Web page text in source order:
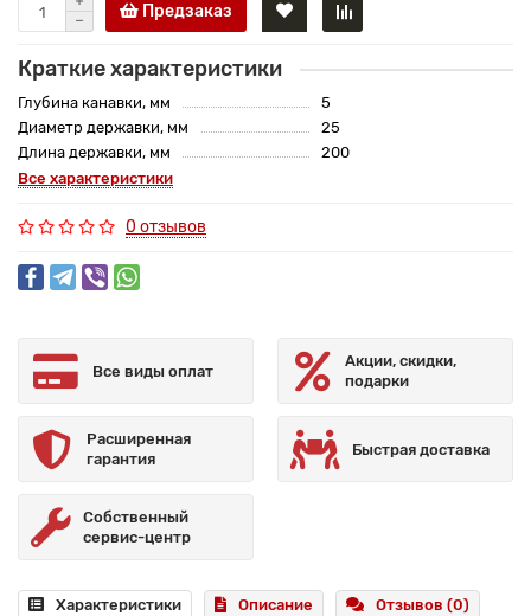
Предзаказ
Краткие характеристики
Глубина канавки, мм
5
Диаметр державки, мм
25
Длина державки, мм
200
Все характеристики
0 отзывов
Все виды оплат
Акции, скидки,
подарки
Расширенная
гарантия
Быстрая доставка
Собственный
сервис-центр
Характеристики Описание Отзывов (0)